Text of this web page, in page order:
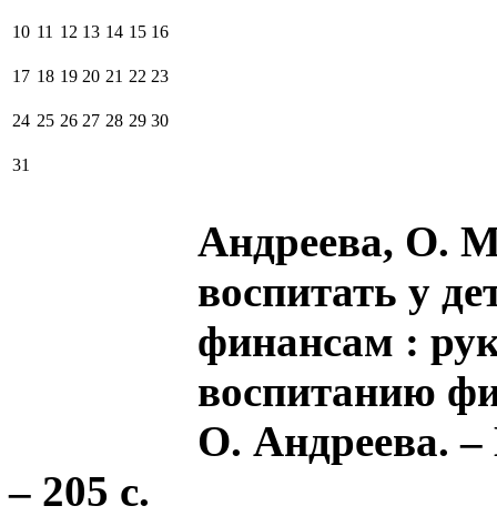
10 11 12 13 14 15 16
17 18 19 20 21 22 23
24 25 26 27 28 29 30
31
Андреева, О.
воспитать у
финансам :
воспитанию
О. Андреева.
– 205 с.